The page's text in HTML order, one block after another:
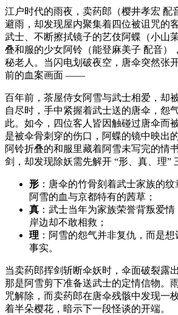
江户时代的雨夜，卖药郎（樱井孝宏 配
避雨，却发现屋内聚集着四位被诅咒的
武士、不断擦拭镜子的艺伎阿蝶（小山
叠和服的少女阿铃（能登麻美子 配音）
秘老人。当闪电划破夜空，唐伞突然张
前的血案画面 ——
百年前，茶屋侍女阿雪与武士相爱，却
自尽时，手中紧握着武士送的唐伞，怨
此。如今，四位客人皆因触碰过唐伞而
是被伞骨刺穿的伤口，阿蝶的镜中映出
阿铃折叠的和服里藏着阿雪未写完的情
剑，却发现除妖需先解开 “形、真、理”
形 ：唐伞的竹骨刻着武士家族的
阿雪的血与京都特有的茜草；
真 ：武士当年为家族荣誉背叛爱
岸边却不敢相救；
理 ：阿雪的怨气并非复仇，而是
事实。
当卖药郎挥剑斩断伞妖时，伞面破裂
那是阿雪剪下准备送武士的定情信物。
咒解除，而卖药郎在唐伞残骸中发现一
着半朵樱花，暗示下一段怪谈的开端。